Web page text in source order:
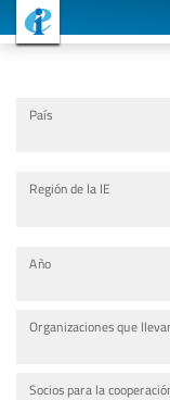
País
Región de la IE
Año
Organizaciones que
Socios para la